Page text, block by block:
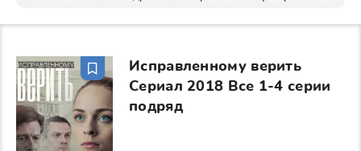
Исправленному верить
Сериал 2018 Все 1-4 серии
подряд